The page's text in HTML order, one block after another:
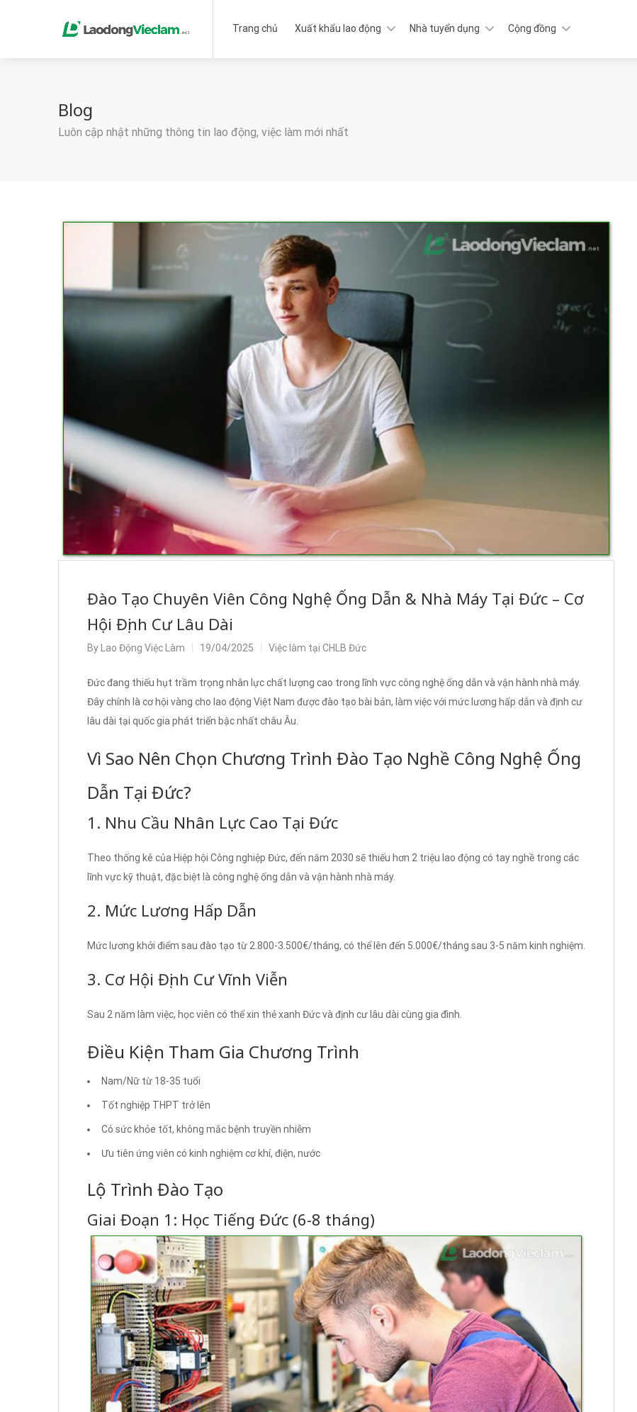
Trang chủ Xuất khẩu lao động Nhà tuyển dụng Cộng đồng
Blog
Luôn cập nhật những thông tin lao động, việc làm mới nhất
Đào Tạo Chuyên Viên Công Nghệ Ống Dẫn & Nhà Máy Tại Đức – Cơ
Hội Định Cư Lâu Dài
By Lao Động Việc Làm 19/04/2025 Việc làm tại CHLB Đức
Đức đang thiếu hụt trầm trọng nhân lực chất lượng cao trong lĩnh vực công nghệ ống dẫn và vận hành nhà máy.
Đây chính là cơ hội vàng cho lao động Việt Nam được đào tạo bài bản, làm việc với mức lương hấp dẫn và định cư
lâu dài tại quốc gia phát triển bậc nhất châu Âu.
Vì Sao Nên Chọn Chương Trình Đào Tạo Nghề Công Nghệ Ống
Dẫn Tại Đức?
1. Nhu Cầu Nhân Lực Cao Tại Đức
Theo thống kê của Hiệp hội Công nghiệp Đức, đến năm 2030 sẽ thiếu hơn 2 triệu lao động có tay nghề trong các
lĩnh vực kỹ thuật, đặc biệt là công nghệ ống dẫn và vận hành nhà máy.
2. Mức Lương Hấp Dẫn
Mức lương khởi điểm sau đào tạo từ 2.800-3.500€/tháng, có thể lên đến 5.000€/tháng sau 3-5 năm kinh nghiệm.
3. Cơ Hội Định Cư Vĩnh Viễn
Sau 2 năm làm việc, học viên có thể xin thẻ xanh Đức và định cư lâu dài cùng gia đình.
Điều Kiện Tham Gia Chương Trình
Nam/Nữ từ 18-35 tuổi
Tốt nghiệp THPT trở lên
Có sức khỏe tốt, không mắc bệnh truyền nhiễm
Ưu tiên ứng viên có kinh nghiệm cơ khí, điện, nước
Lộ Trình Đào Tạo
Giai Đoạn 1: Học Tiếng Đức (6-8 tháng)